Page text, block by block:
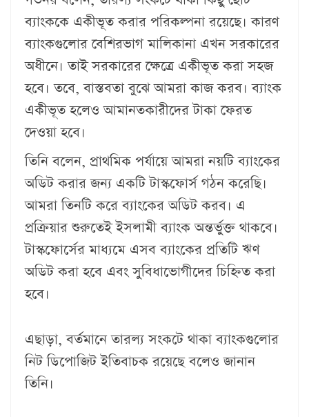
ব্যাংককে একীভূত করার পরিকল্পনা রয়েছে। কারণ
ব্যাংকগুলোর বেশিরভাগ মালিকানা এখন সরকারের
অধীনে। তাই সরকারের ক্ষেত্রে একীভূত করা সহজ
হবে। তবে, বাস্তবতা বুঝে আমরা কাজ করব। ব্যাংক
একীভূত হলেও আমানতকারীদের টাকা ফেরত
দেওয়া হবে।
তিনি বলেন, প্রাথমিক পর্যায়ে আমরা নয়টি ব্যাংকের
অডিট করার জন্য একটি টাস্কফোর্স গঠন করেছি।
আমরা তিনটি করে ব্যাংকের অডিট করব। এ
প্রক্রিয়ার শুরুতেই ইসলামী ব্যাংক অন্তর্ভুক্ত থাকবে।
টাস্কফোর্সের মাধ্যমে এসব ব্যাংকের প্রতিটি ঋণ
অডিট করা হবে এবং সুবিধাভোগীদের চিহ্নিত করা
হবে।
এছাড়া, বর্তমানে তারল্য সংকটে থাকা ব্যাংকগুলোর
নিট ডিপোজিট ইতিবাচক রয়েছে বলেও জানান
তিনি।